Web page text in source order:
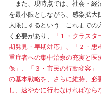
また、現時点では、社会・経
を最小限としながら、感染拡大
大限にするという、これまでの
く必要があり、
「１・クラス
期発見・早期対応」、「２・患
重症者への集中治療の充実と医
保」、「３・市民の行動変容」
の基本戦略を、さらに維持、必
し、速やかに行わなければなら